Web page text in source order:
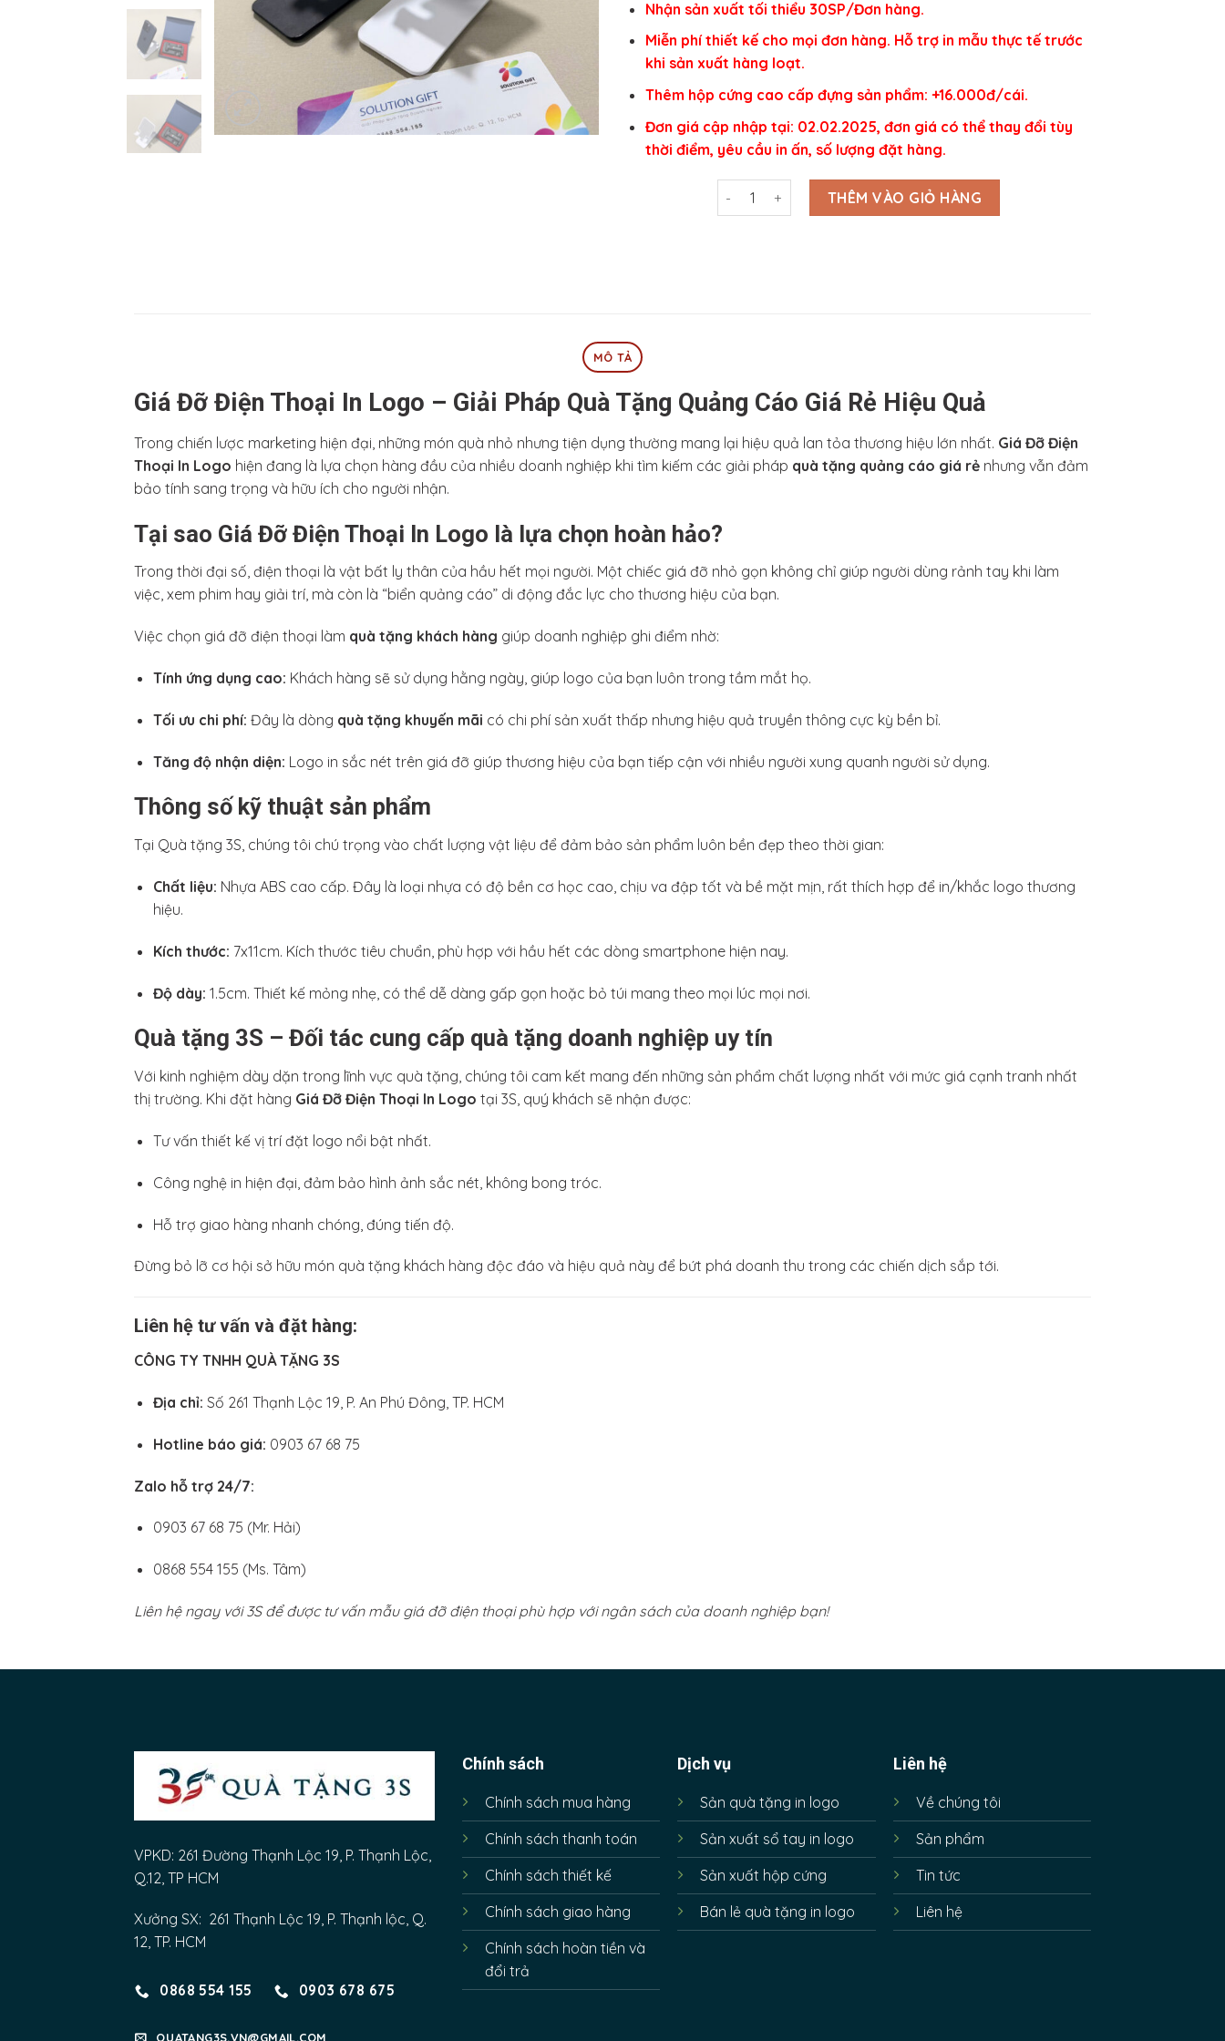
Nhận sản xuất tối thiểu 30SP/Đơn hàng.
Miễn phí thiết kế cho mọi đơn hàng. Hỗ trợ in mẫu thực tế trước
khi sản xuất hàng loạt.
Thêm hộp cứng cao cấp đựng sản phẩm: +16.000đ/cái.
Đơn giá cập nhập tại: 02.02.2025, đơn giá có thể thay đổi tùy
thời điểm, yêu cầu in ấn, số lượng đặt hàng.
Giá Đỡ Điện Thoại In Logo số lượng
THÊM VÀO GIỎ HÀNG
MÔ TẢ
Giá Đỡ Điện Thoại In Logo – Giải Pháp Quà Tặng Quảng Cáo Giá Rẻ Hiệu Quả
Trong chiến lược marketing hiện đại, những món quà nhỏ nhưng tiện dụng thường mang lại hiệu quả lan tỏa thương hiệu lớn nhất. Giá Đỡ Điện
Thoại In Logo hiện đang là lựa chọn hàng đầu của nhiều doanh nghiệp khi tìm kiếm các giải pháp quà tặng quảng cáo giá rẻ nhưng vẫn đảm
bảo tính sang trọng và hữu ích cho người nhận.
Tại sao Giá Đỡ Điện Thoại In Logo là lựa chọn hoàn hảo?
Trong thời đại số, điện thoại là vật bất ly thân của hầu hết mọi người. Một chiếc giá đỡ nhỏ gọn không chỉ giúp người dùng rảnh tay khi làm
việc, xem phim hay giải trí, mà còn là “biển quảng cáo” di động đắc lực cho thương hiệu của bạn.
Việc chọn giá đỡ điện thoại làm quà tặng khách hàng giúp doanh nghiệp ghi điểm nhờ:
Tính ứng dụng cao: Khách hàng sẽ sử dụng hằng ngày, giúp logo của bạn luôn trong tầm mắt họ.
Tối ưu chi phí: Đây là dòng quà tặng khuyến mãi có chi phí sản xuất thấp nhưng hiệu quả truyền thông cực kỳ bền bỉ.
Tăng độ nhận diện: Logo in sắc nét trên giá đỡ giúp thương hiệu của bạn tiếp cận với nhiều người xung quanh người sử dụng.
Thông số kỹ thuật sản phẩm
Tại Quà tặng 3S, chúng tôi chú trọng vào chất lượng vật liệu để đảm bảo sản phẩm luôn bền đẹp theo thời gian:
Chất liệu: Nhựa ABS cao cấp. Đây là loại nhựa có độ bền cơ học cao, chịu va đập tốt và bề mặt mịn, rất thích hợp để in/khắc logo thương
hiệu.
Kích thước: 7x11cm. Kích thước tiêu chuẩn, phù hợp với hầu hết các dòng smartphone hiện nay.
Độ dày: 1.5cm. Thiết kế mỏng nhẹ, có thể dễ dàng gấp gọn hoặc bỏ túi mang theo mọi lúc mọi nơi.
Quà tặng 3S – Đối tác cung cấp quà tặng doanh nghiệp uy tín
Với kinh nghiệm dày dặn trong lĩnh vực quà tặng, chúng tôi cam kết mang đến những sản phẩm chất lượng nhất với mức giá cạnh tranh nhất
thị trường. Khi đặt hàng Giá Đỡ Điện Thoại In Logo tại 3S, quý khách sẽ nhận được:
Tư vấn thiết kế vị trí đặt logo nổi bật nhất.
Công nghệ in hiện đại, đảm bảo hình ảnh sắc nét, không bong tróc.
Hỗ trợ giao hàng nhanh chóng, đúng tiến độ.
Đừng bỏ lỡ cơ hội sở hữu món quà tặng khách hàng độc đáo và hiệu quả này để bứt phá doanh thu trong các chiến dịch sắp tới.
Liên hệ tư vấn và đặt hàng:
CÔNG TY TNHH QUÀ TẶNG 3S
Địa chỉ: Số 261 Thạnh Lộc 19, P. An Phú Đông, TP. HCM
Hotline báo giá: 0903 67 68 75
Zalo hỗ trợ 24/7:
0903 67 68 75 (Mr. Hải)
0868 554 155 (Ms. Tâm)
Liên hệ ngay với 3S để được tư vấn mẫu giá đỡ điện thoại phù hợp với ngân sách của doanh nghiệp bạn!
VPKD: 261 Đường Thạnh Lộc 19, P. Thạnh Lộc,
Q.12, TP HCM
Xưởng SX: 261 Thạnh Lộc 19, P. Thạnh lộc, Q.
12, TP. HCM
0868 554 155 0903 678 675
QUATANG3S.VN@GMAIL.COM
Chính sách
Chính sách mua hàng
Chính sách thanh toán
Chính sách thiết kế
Chính sách giao hàng
Chính sách hoàn tiền và
đổi trả
Dịch vụ
Sản quà tặng in logo
Sản xuất sổ tay in logo
Sản xuất hộp cứng
Bán lẻ quà tặng in logo
Liên hệ
Về chúng tôi
Sản phẩm
Tin tức
Liên hệ